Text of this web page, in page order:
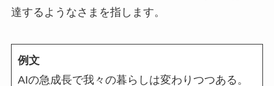
達するようなさまを指します。
例文
AIの急成長で我々の暮らしは変わりつつある。